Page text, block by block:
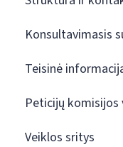
Konsultavimasis
Teisinė
Peticijų komisijos
Veiklos sritys